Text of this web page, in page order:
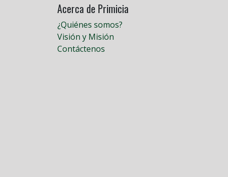
Acerca de Primicia
¿Quiénes somos?
Visión y Misión
Contáctenos